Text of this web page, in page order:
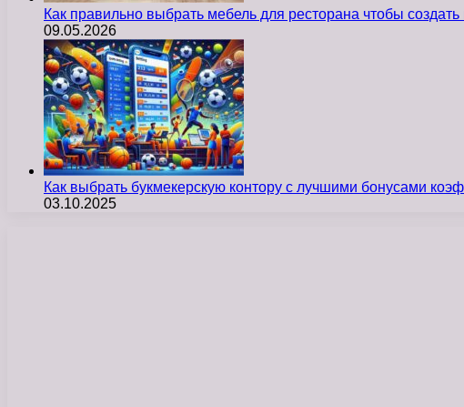
Как правильно выбрать мебель для ресторана чтобы
09.05.2026
Как выбрать букмекерскую контору с лучшими бонусами
03.10.2025